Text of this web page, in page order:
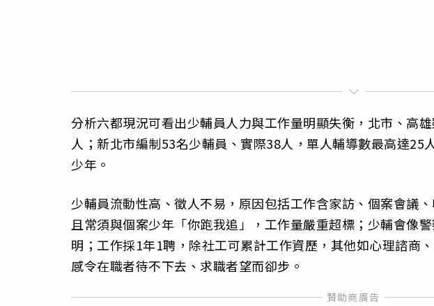
分析六都現況可看出少輔員人力與工作量明顯失衡，北市、高
人；新北市編制53名少輔員、實際38人，單人輔導數最高達25
少年。
少輔員流動性高、徵人不易，原因包括工作含家訪、個案會議
且常須與個案少年「你跑我追」，工作量嚴重超標；少輔會像
明；工作採1年1聘，除社工可累計工作資歷，其他如心理諮商
感令在職者待不下去、求職者望而卻步。